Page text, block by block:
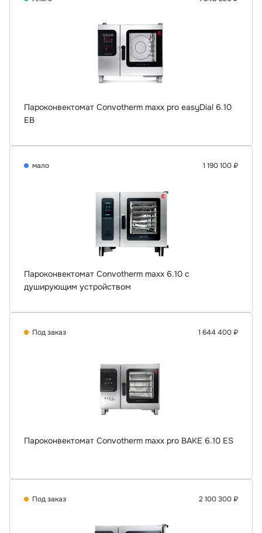
Пароконвектомат Convotherm maxx pro easyDial 6.10
EB
мало 1 190 100 ₽
Пароконвектомат Convotherm maxx 6.10 с
душирующим устройством
Под заказ 1 644 400 ₽
Пароконвектомат Convotherm maxx pro BAKE 6.10 ES
Под заказ 2 100 300 ₽